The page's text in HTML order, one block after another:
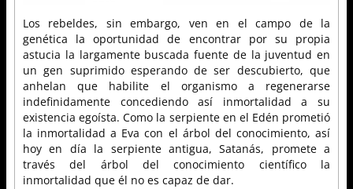
Los rebeldes, sin embargo, ven en el campo de la
genética la oportunidad de encontrar por su propia
astucia la largamente buscada fuente de la juventud en
un gen suprimido esperando de ser descubierto, que
anhelan que habilite el organismo a regenerarse
indefinidamente concediendo así inmortalidad a su
existencia egoísta. Como la serpiente en el Edén prometió
la inmortalidad a Eva con el árbol del conocimiento, así
hoy en día la serpiente antigua, Satanás, promete a
través del árbol del conocimiento científico la
inmortalidad que él no es capaz de dar.